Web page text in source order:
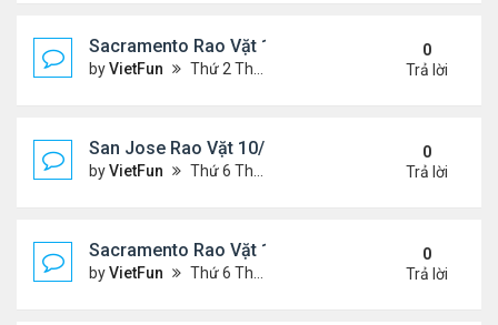
Sacramento Rao Vặt 10/15/21- 10/22/21
byVietFun Thứ 2 Tháng 10 18, 2021 9:26 pm
0
Trả lời
San Jose Rao Vặt 10/8/21- 10/15/21
byVietFun Thứ 6 Tháng 10 08, 2021 11:27 pm
0
Trả lời
Sacramento Rao Vặt 10/8/21- 10/15/21
byVietFun Thứ 6 Tháng 10 08, 2021 11:20 pm
0
Trả lời